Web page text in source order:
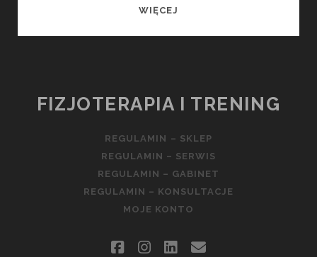
WIĘCEJ
FIZJOTERAPIA I TRENING
REGULAMIN – SKLEP
REGULAMIN – SERWIS
REGULAMIN – GABINET
REGULAMIN – KONSULTACJE
MOJE KONTO
facebookinstagram
linkedin
email